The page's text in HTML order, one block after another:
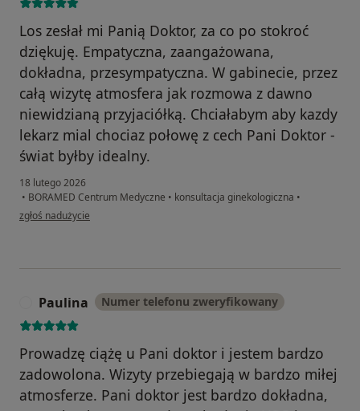
Los zesłał mi Panią Doktor, za co po stokroć
dziękuję. Empatyczna, zaangażowana,
dokładna, przesympatyczna. W gabinecie, przez
całą wizytę atmosfera jak rozmowa z dawno
niewidzianą przyjaciółką. Chciałabym aby kazdy
lekarz mial chociaz połowę z cech Pani Doktor -
świat byłby idealny.
18 lutego 2026
• BORAMED Centrum Medyczne • konsultacja ginekologiczna •
w opinii użytkownika Gosia Dobrzyńska
zgłoś nadużycie
Paulina Numer telefonu zweryfikowany
Prowadzę ciążę u Pani doktor i jestem bardzo
zadowolona. Wizyty przebiegają w bardzo miłej
atmosferze. Pani doktor jest bardzo dokładna,